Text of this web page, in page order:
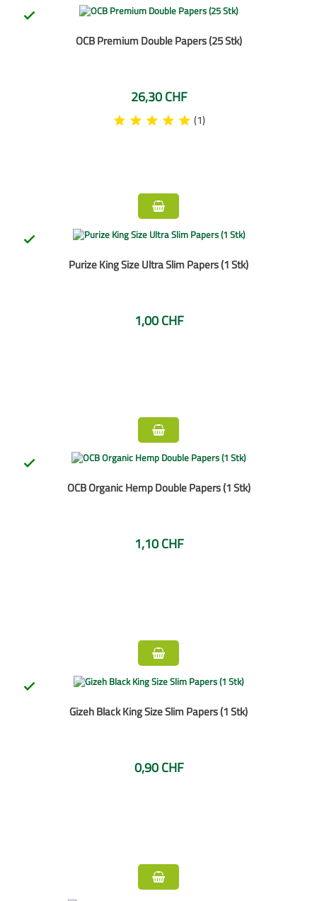

OCB Premium Double Papers (25 Stk)
26,30 CHF
(1)

Purize King Size Ultra Slim Papers (1 Stk)
1,00 CHF

OCB Organic Hemp Double Papers (1 Stk)
1,10 CHF

Gizeh Black King Size Slim Papers (1 Stk)
0,90 CHF